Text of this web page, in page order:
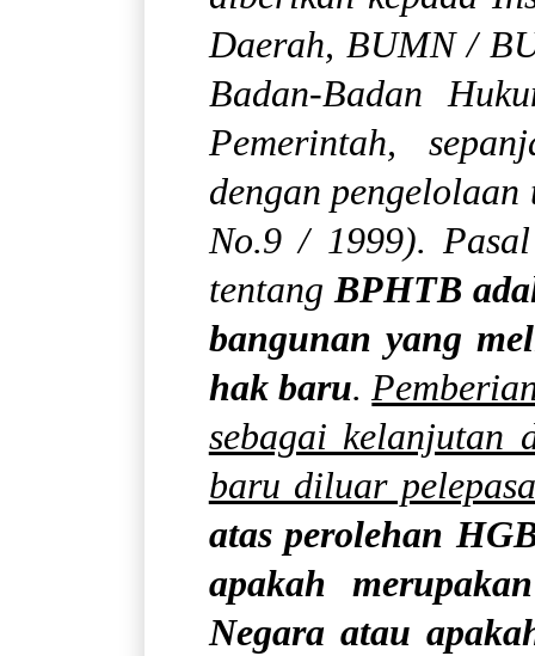
Daerah, BUMN /
Badan-Badan
Pemerintah,
dengan
No.9 / 1999).
tentangBPHTB
bangunan yang
hak baru.
sebagai kelanjutan
baru diluar
atas perolehan
apakah
Negara atau